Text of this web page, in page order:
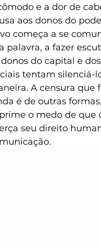
e a dor de
aos donos do
começa a se
palavra, a fazer
do capital e
tentam silenciá-
A censura que
é de outras
o medo de que
seu direito